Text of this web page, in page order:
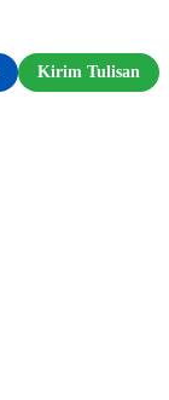
Kirim Tulisan